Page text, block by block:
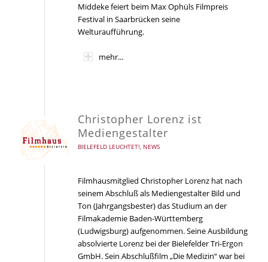
Middeke feiert beim Max Ophüls Filmpreis
Festival in Saarbrücken seine
Welturaufführung.
mehr...
Christopher Lorenz ist
Mediengestalter
BIELEFELD LEUCHTET! NEWS
Filmhausmitglied Christopher Lorenz hat nach
seinem Abschluß als Mediengestalter Bild und
Ton (Jahrgangsbester) das Studium an der
Filmakademie Baden-Württemberg
(Ludwigsburg) aufgenommen. Seine Ausbildung
absolvierte Lorenz bei der Bielefelder Tri-Ergon
GmbH. Sein Abschlußfilm „Die Medizin“ war bei